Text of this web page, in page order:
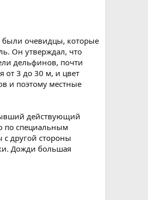
были очевидцы, которые
Он утверждал, что
дельфинов, почти
3 до 30 м, и цвет
и поэтому местные
действующий
по специальным
другой стороны
Дожди большая